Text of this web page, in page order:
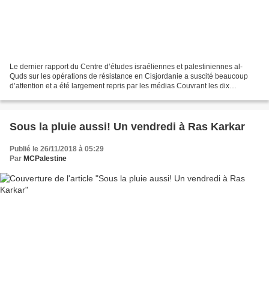
Le dernier rapport du Centre d’études israéliennes et palestiniennes al-
Quds sur les opérations de résistance en Cisjordanie a suscité beaucoup
d’attention et a été largement repris par les médias Couvrant les dix
Sous la pluie aussi! Un vendredi à Ras Karkar
Publié le 26/11/2018 à 05:29
Par MCPalestine